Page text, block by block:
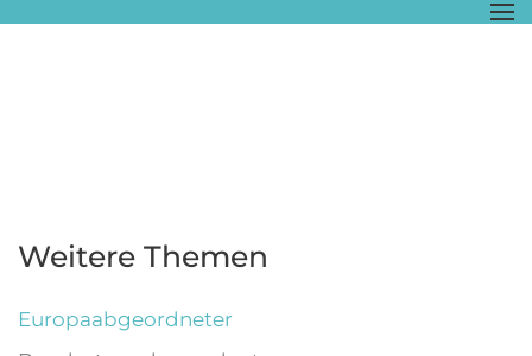
Weitere Themen
Europaabgeordneter